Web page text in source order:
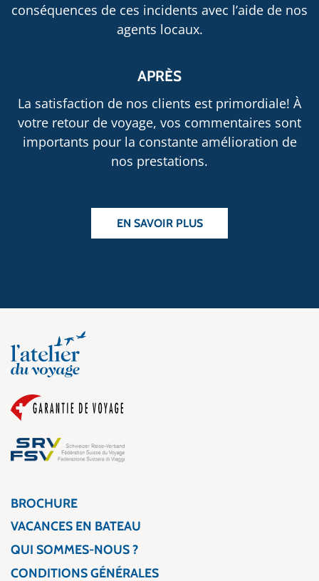
conséquences de ces incidents avec l’aide de nos
agents locaux.
APRÈS
La satisfaction de nos clients est primordiale! À
votre retour de voyage, vos commentaires sont
importants pour la constante amélioration de
nos prestations.
EN SAVOIR PLUS
BROCHURE
VACANCES EN BATEAU
QUI SOMMES-NOUS ?
CONDITIONS GÉNÉRALES